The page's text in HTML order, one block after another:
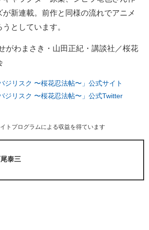
新連載。前作と同様の流れでアニメ
としています。
がわまさき・山田正紀・講談社／桜花
ジリスク 〜桜花忍法帖〜」公式サイト
ジリスク 〜桜花忍法帖〜」公式Twitter
トプログラムによる収益を得ています
泰三